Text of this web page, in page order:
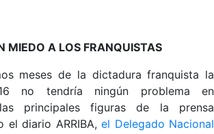
MIEDO A LOS FRANQUISTAS
meses de la dictadura franquista la
no tendría ningún problema en
principales figuras de la prensa
el diario ARRIBA,el Delegado Nacional